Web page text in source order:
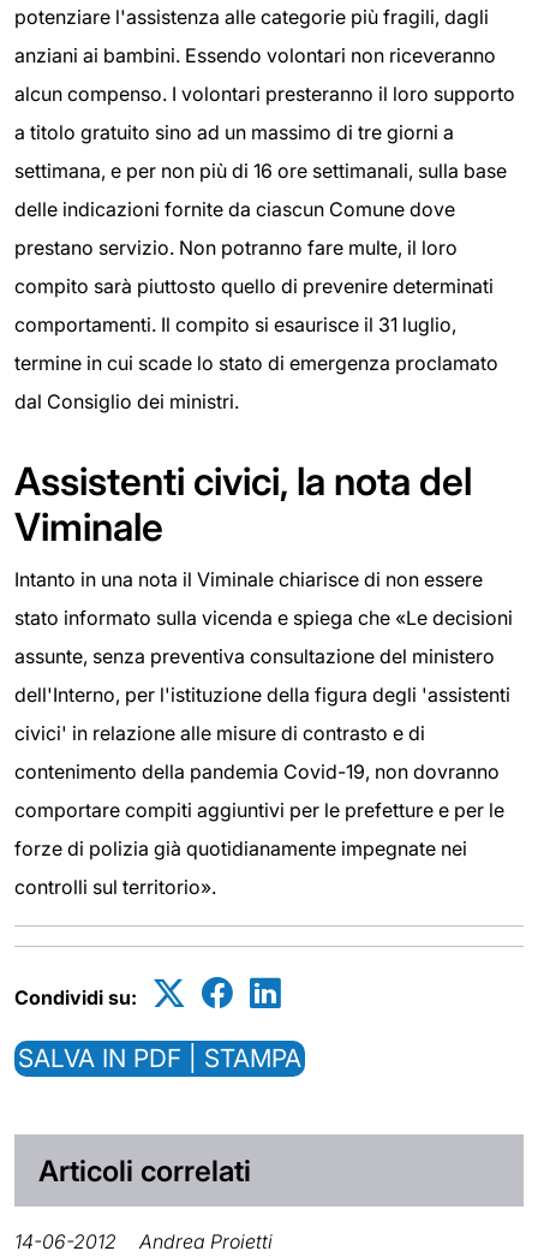
potenziare l'assistenza alle categorie più fragili, dagli
anziani ai bambini. Essendo volontari non riceveranno
alcun compenso. I volontari presteranno il loro supporto
a titolo gratuito sino ad un massimo di tre giorni a
settimana, e per non più di 16 ore settimanali, sulla base
delle indicazioni fornite da ciascun Comune dove
prestano servizio. Non potranno fare multe, il loro
compito sarà piuttosto quello di prevenire determinati
comportamenti. Il compito si esaurisce il 31 luglio,
termine in cui scade lo stato di emergenza proclamato
dal Consiglio dei ministri.
Assistenti civici, la nota del
Viminale
Intanto in una nota il Viminale chiarisce di non essere
stato informato sulla vicenda e spiega che «Le decisioni
assunte, senza preventiva consultazione del ministero
dell'Interno, per l'istituzione della figura degli 'assistenti
civici' in relazione alle misure di contrasto e di
contenimento della pandemia Covid-19, non dovranno
comportare compiti aggiuntivi per le prefetture e per le
forze di polizia già quotidianamente impegnate nei
controlli sul territorio».
Condividi su:
SALVA IN PDF | STAMPA
Articoli correlati
14-06-2012 Andrea Proietti